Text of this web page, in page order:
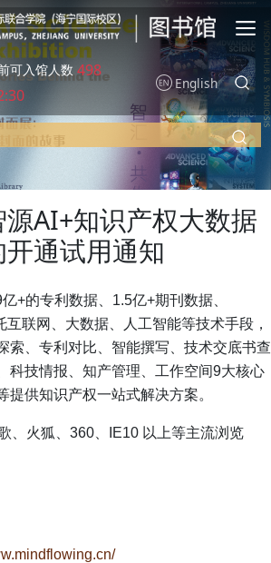
可入馆人数 498
English
AI+知识产权大数据
通试用通知
+的专利数据、1.5亿+期刊数据、
联网、大数据、人工智能等技术手段，
索、专利对比、智能撰写、技术交底书查
科技情报、知产管理、工作空间9大核心
提供知识产权一站式解决方案。
、火狐、360、IE10 以上等主流浏览